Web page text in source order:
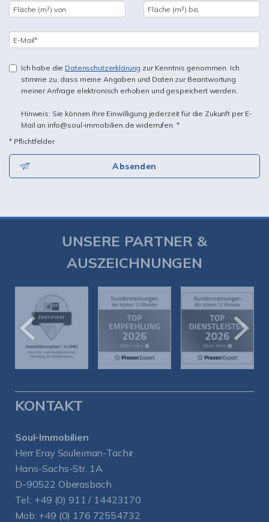
Ich habe die Datenschutzerklärung zur Kenntnis genommen. Ich
stimme zu, dass meine Angaben und Daten zur Beantwortung
meiner Anfrage elektronisch erhoben und gespeichert werden.
Hinweis: Sie können Ihre Einwilligung jederzeit für die Zukunft per E-
Mail an info@soul-immobilien.de widerrufen. *
* Pflichtfelder
Absenden
UNSERE PARTNER &
AUSZEICHNUNGEN
KONTAKT
Soul-Immobilien
Herr Eray Souleiman-Tachir
Hans-Sachs-Str. 1A
D-90522 Oberasbach
Tel.: +49 (0) 911 / 14423170
Mob: +49 (0) 176 72554732